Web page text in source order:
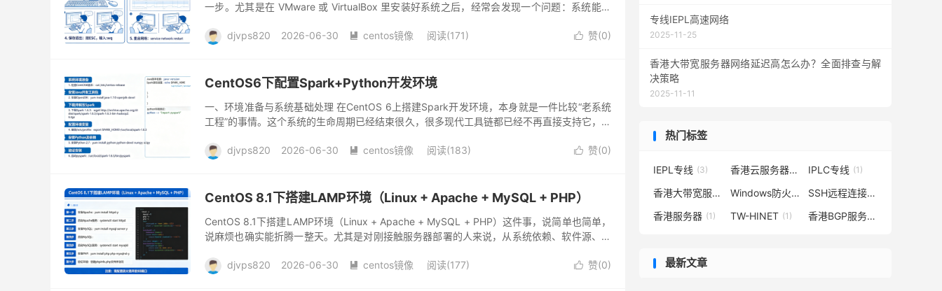
一步。尤其是在 VMware 或 VirtualBox 里安装好系统之后，经常会发现一个问题：系统能启
 赞(0)
djvps820 2026-06-30  centos镜像 阅读(171)
CentOS6下配置Spark+Python开发环境
一、环境准备与系统基础处理 在CentOS 6上搭建Spark开发环境，本身就是一件比较“老系统
工程”的事情。这个系统的生命周期已经结束很久，很多现代工具链都已经不再直接支持它，但
 赞(0)
djvps820 2026-06-30  centos镜像 阅读(183)
CentOS 8.1下搭建LAMP环境（Linux + Apache + MySQL + PHP）
CentOS 8.1下搭建LAMP环境（Linux + Apache + MySQL + PHP）这件事，说简单也简单，
说麻烦也确实能折腾一整天。尤其是对刚接触服务器部署的人来说，从系统依赖、软件源、版
 赞(0)
djvps820 2026-06-30  centos镜像 阅读(177)
专线IEPL高速网络
2025-11-25
香港大带宽服务器网络延迟高怎么办？全面排查与解
决策略
2025-11-11
热门标签
IEPL专线 (3) 香港云服务器(2) IPLC专线 (1)
香港大带宽服务器 (1) Windows防火墙 (1) SSH远程连接
(1)
香港服务器 (1) TW-HINET (1) 香港BGP服务器
最新文章